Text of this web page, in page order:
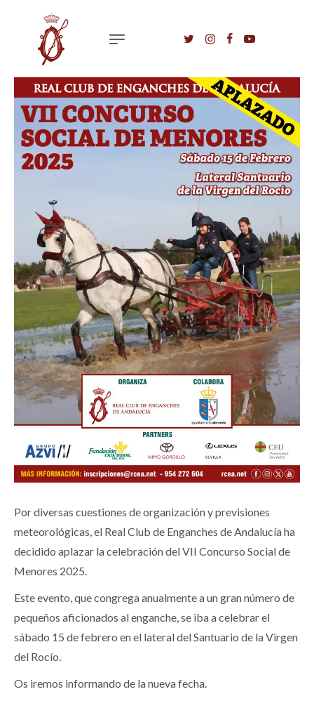
Por diversas cuestiones de organización y previsiones
meteorológicas, el Real Club de Enganches de Andalucía ha
decidido aplazar la celebración del VII Concurso Social de
Menores 2025.
Este evento, que congrega anualmente a un gran número de
pequeños aficionados al enganche, se iba a celebrar el
sábado 15 de febrero en el lateral del Santuario de la Virgen
del Rocío.
Os iremos informando de la nueva fecha.